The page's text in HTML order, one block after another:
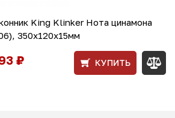
King Klinker Нота цинамона
350х120х15мм
₽ КУПИТЬ